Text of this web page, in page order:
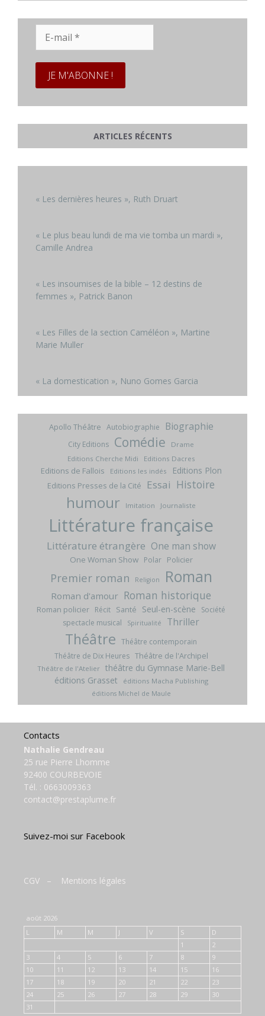
mail
ARTICLES RÉCENTS
« Les dernières heures », Ruth Druart
« Le plus beau lundi de ma vie tomba un mardi »,
Camille Andrea
« Les insoumises de la bible – 12 destins de
femmes », Patrick Banon
« Les Filles de la section Caméléon », Martine
Marie Muller
« La domestication », Nuno Gomes Garcia
Apollo Théâtre Autobiographie Biographie
City Editions Comédie
Drame
Editions Cherche Midi
Editions Dacres
Editions de Fallois Editions les indés Editions Plon
Editions Presses de la Cité Essai Histoire
humour Imitation Journaliste
Littérature française
Littérature étrangère One man show
One Woman Show Polar Policier
Premier roman Religion Roman
Roman d'amour Roman historique
Roman policier Récit Santé Seul-en-scène
Société
spectacle musical
Spiritualité Thriller
Théâtre Théâtre contemporain
Théâtre de Dix Heures Théâtre de l'Archipel
Théâtre de l'Atelier théâtre du Gymnase Marie-Bell
éditions Grasset
éditions Macha Publishing
éditions Michel de Maule
Contacts
Nathalie Gendreau
25 rue Pierre Lhomme
92400 COURBEVOIE
Tél. : 0663009363
contact@prestaplume.fr
Suivez-moi sur Facebook
CGV – Mentions légales
août 2026
L
M M J V S
D
1
2
3
4 5 6 7 8
9
10
11 12 13 14 15
16
17
18 19 20 21 22
23
24
25 26 27 28 29
30
31